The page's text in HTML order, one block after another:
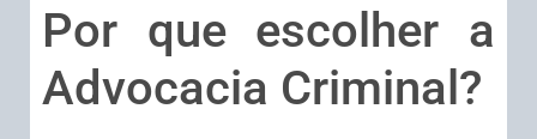
Por que escolher a
Advocacia Criminal?